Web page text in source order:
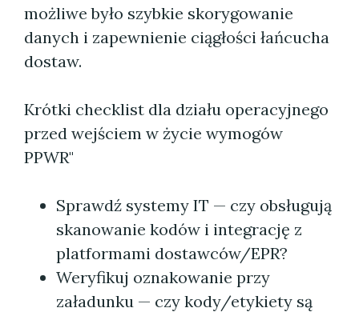
możliwe było szybkie skorygowanie
danych i zapewnienie ciągłości łańcucha
dostaw.
Krótki checklist dla działu operacyjnego
przed wejściem w życie wymogów
PPWR"
Sprawdź systemy IT — czy obsługują
skanowanie kodów i integrację z
platformami dostawców/EPR?
Weryfikuj oznakowanie przy
załadunku — czy kody/etykiety są